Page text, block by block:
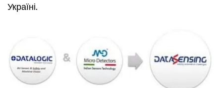
Україні.